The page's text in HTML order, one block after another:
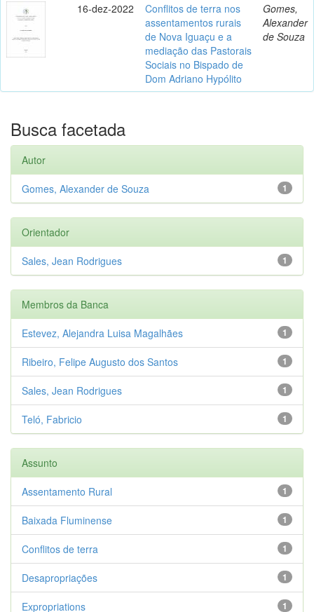
16-dez-2022
Conflitos de terra nos
assentamentos rurais
de Nova Iguaçu e a
mediação das Pastorais
Sociais no Bispado de
Dom Adriano Hypólito
Gomes,
Alexander
de Souza
Busca facetada
Autor
1
Gomes, Alexander de Souza
Orientador
1
Sales, Jean Rodrigues
Membros da Banca
1
Estevez, Alejandra Luisa Magalhães
1
Ribeiro, Felipe Augusto dos Santos
1
Sales, Jean Rodrigues
1
Teló, Fabricio
Assunto
1
Assentamento Rural
1
Baixada Fluminense
1
Conflitos de terra
1
Desapropriações
1
Expropriations